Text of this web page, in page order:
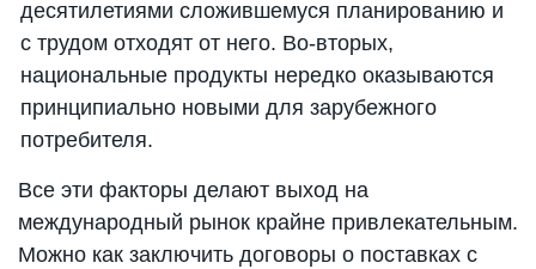
десятилетиями сложившемуся планированию и
с трудом отходят от него. Во-вторых,
национальные продукты нередко оказываются
принципиально новыми для зарубежного
потребителя.
Все эти факторы делают выход на
международный рынок крайне привлекательным.
Можно как заключить договоры о поставках с